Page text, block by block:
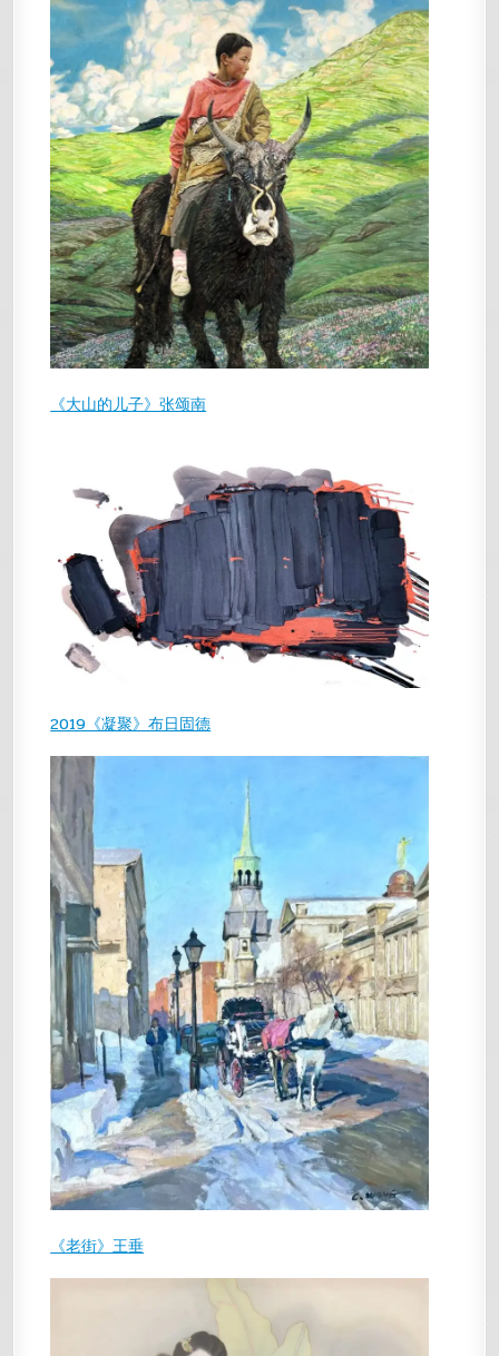
《大山的儿子》张颂南
2019《凝聚》布日固德
《老街》王垂